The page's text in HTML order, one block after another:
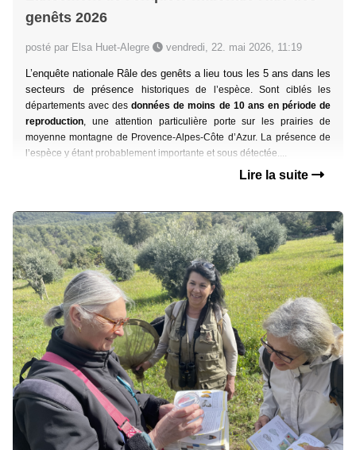
genêts 2026
posté par Elsa Huet-Alegre vendredi, 22. mai 2026, 11:19
L’enquête nationale Râle des genêts a lieu tous les 5 ans dans les
secteurs de présence
historiques de l’espèce. Sont ciblés les
départements avec desdonnées de moins de 10 ans en période de
reproduction, une attention particulière porte sur les prairies de
moyenne montagne de Provence-Alpes-Côte d’Azur. La présence de
l’espèce y étant probablement importante et sous détectée....
Lire la suite